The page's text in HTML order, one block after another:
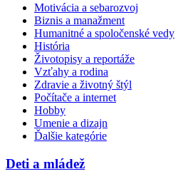
Motivácia a sebarozvoj
Biznis a manažment
Humanitné a spoločenské vedy
História
Životopisy a reportáže
Vzťahy a rodina
Zdravie a životný štýl
Počítače a internet
Hobby
Umenie a dizajn
Ďalšie kategórie
Deti a mládež